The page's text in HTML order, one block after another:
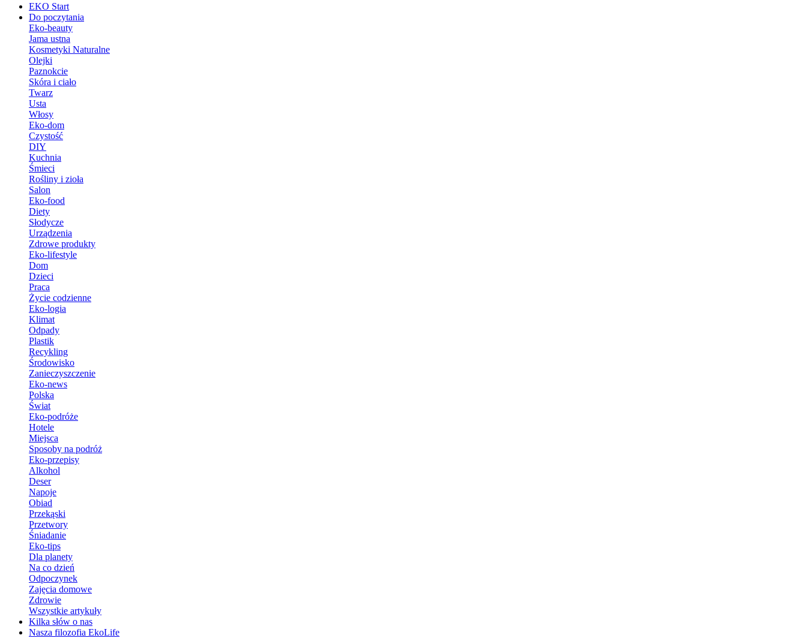
EKO Start
Do poczytania
Eko-beauty
Jama ustna
Kosmetyki Naturalne
Olejki
Paznokcie
Skóra i ciało
Twarz
Usta
Włosy
Eko-dom
Czystość
DIY
Kuchnia
Śmieci
Rośliny i zioła
Salon
Eko-food
Diety
Słodycze
Urządzenia
Zdrowe produkty
Eko-lifestyle
Dom
Dzieci
Praca
Życie codzienne
Eko-logia
Klimat
Odpady
Plastik
Recykling
Środowisko
Zanieczyszczenie
Eko-news
Polska
Świat
Eko-podróże
Hotele
Miejsca
Sposoby na podróż
Eko-przepisy
Alkohol
Deser
Napoje
Obiad
Przekąski
Przetwory
Śniadanie
Eko-tips
Dla planety
Na co dzień
Odpoczynek
Zajęcia domowe
Zdrowie
Wszystkie artykuły
Kilka słów o nas
Nasza filozofia EkoLife